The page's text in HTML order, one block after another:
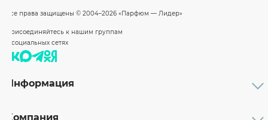
Все права защищены © 2004–2026 «Парфюм — Лидер»
Присоединяйтесь к нашим группам
в социальных сетях
Информация
Бренды
Компания